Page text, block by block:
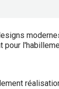
pour